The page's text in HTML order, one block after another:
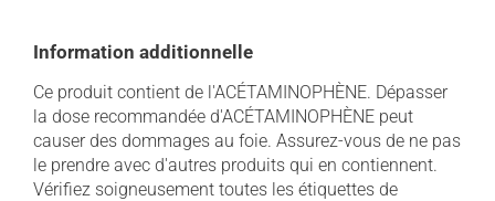
Information additionnelle
Ce produit contient de l'ACÉTAMINOPHÈNE. Dépasser
la dose recommandée d'ACÉTAMINOPHÈNE peut
causer des dommages au foie. Assurez-vous de ne pas
le prendre avec d'autres produits qui en contiennent.
Vérifiez soigneusement toutes les étiquettes de